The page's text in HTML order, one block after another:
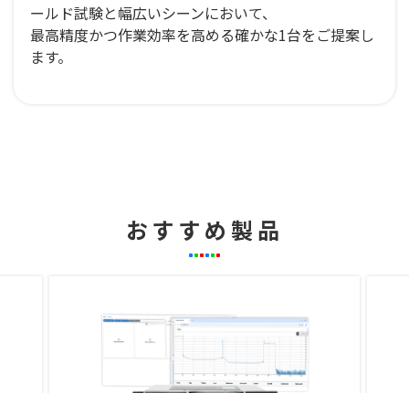
ールド試験と幅広いシーンにおいて、
最高精度かつ作業効率を高める確かな1台をご提案し
ます。
おすすめ製品